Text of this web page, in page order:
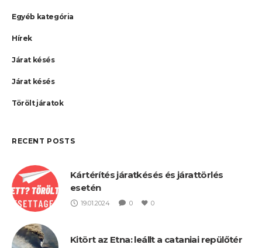
Egyéb kategória
Hírek
Járat késés
Járat késés
Törölt járatok
RECENT POSTS
Kártérítés járatkésés és járattörlés
esetén
19.01.2024 0 0
Kitört az Etna: leállt a cataniai repülőtér